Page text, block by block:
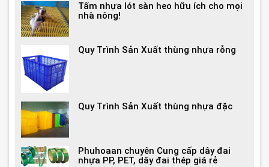
Tấm nhựa lót sàn heo hữu ích cho mọi
nhà nông!
Quy Trình Sản Xuất thùng nhựa rỗng
Quy Trình Sản Xuất thùng nhựa đặc
Phuhoaan chuyên Cung cấp dây đai
nhựa PP, PET, dây đai thép giá rẻ